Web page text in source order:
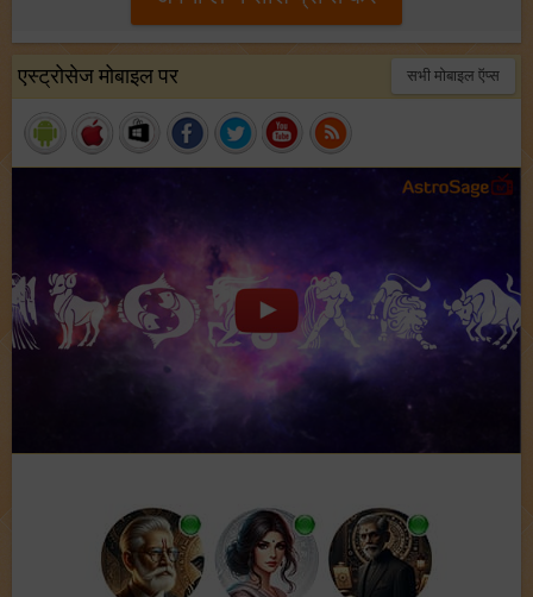
एस्ट्रोसेज मोबाइल पर सभी मोबाइल ऍप्स